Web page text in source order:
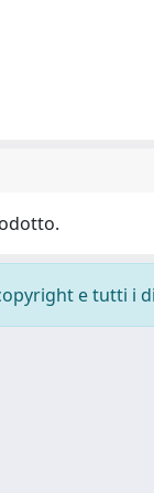
e tutti i